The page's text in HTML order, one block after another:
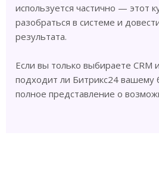
используется частично — этот
разобраться в системе и
результата.
Если вы только выбираете CRM
подходит ли Битрикс24 вашему
полное представление о